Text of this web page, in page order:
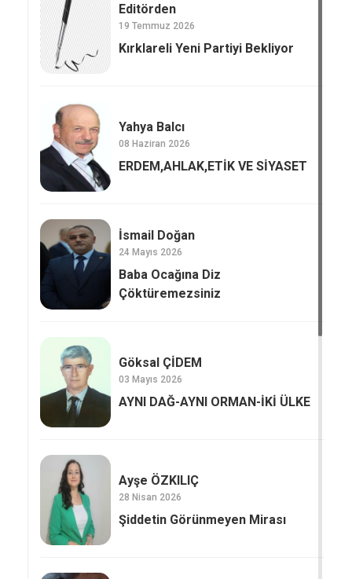
Editörden
19 Temmuz 2026
Kırklareli Yeni Partiyi Bekliyor
Yahya Balcı
08 Haziran 2026
ERDEM,AHLAK,ETİK VE SİYASET
İsmail Doğan
24 Mayıs 2026
Baba Ocağına Diz
Çöktüremezsiniz
Göksal ÇİDEM
03 Mayıs 2026
AYNI DAĞ-AYNI ORMAN-İKİ ÜLKE
Ayşe ÖZKILIÇ
28 Nisan 2026
Şiddetin Görünmeyen Mirası